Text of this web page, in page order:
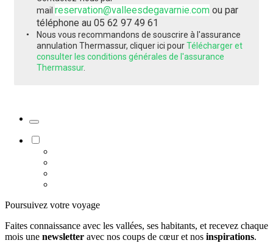
mail reservation@valleesdegavarnie.comou par
téléphone au 05 62 97 49 61
Nous vous recommandons de souscrire à l'assurance
annulation Thermassur, cliquer ici pourTélécharger et
consulter les conditions générales de l'assurance
Thermassur.
Poursuivez votre voyage
Faites connaissance avec les vallées, ses habitants, et recevez chaque
mois une newsletter avec nos coups de cœur et nos inspirations.